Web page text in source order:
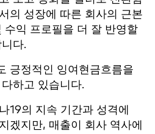
의 성장에 따른 회사의 근본
수익 프로필을 더 잘 반영할
다.
긍정적인 잉여현금흐름을
하고 있습니다.
19의 지속 기간과 성격에
겠지만, 매출이 회사 역사에